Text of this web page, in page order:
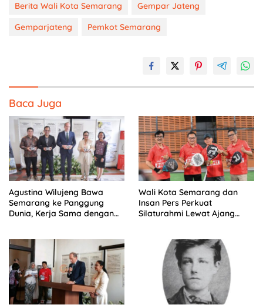
Berita Wali Kota Semarang
Gempar Jateng
Gemparjateng
Pemkot Semarang
Baca Juga
Agustina Wilujeng Bawa
Semarang ke Panggung
Dunia, Kerja Sama dengan
Wali Kota Semarang dan
Insan Pers Perkuat
Silaturahmi Lewat Ajang